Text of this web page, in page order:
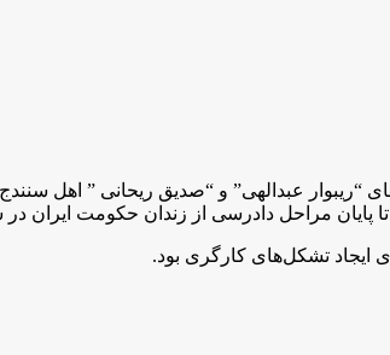
کارگری به نام‌های “ریبوار عبدالهی” و “صدیق
پایان مراحل دادرسی از زندان حکومت ایران در
ایجاد تشکل‌های کارگری بود.